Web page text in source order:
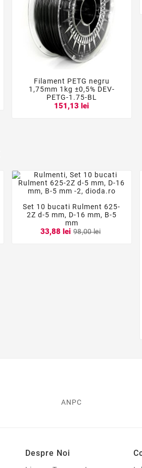
  
Filament PETG negru
1,75mm 1kg ±0,5% DEV-
PETG-1.75-BL
151,13 lei
  
Set 10 bucati Rulment 625-
2Z d-5 mm, D-16 mm, B-5
mm
33,88 lei 98,00 lei
ANPC
Despre Noi